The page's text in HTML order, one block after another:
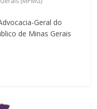
Geral do
de Minas Gerais